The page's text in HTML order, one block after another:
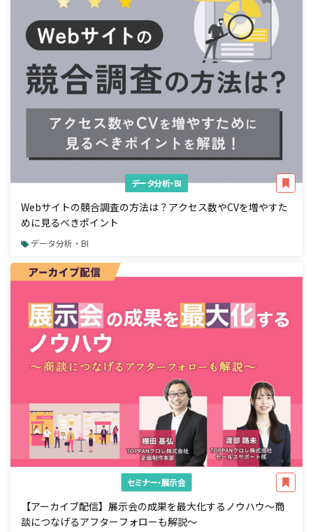
データ分析・BI
Webサイトの競合調査の方法は？アクセス数やCVを増やすた
めに見るべきポイント
データ分析・BI
セミナー・展示会
【アーカイブ配信】展示会の成果を最大化するノウハウ～商
談につなげるアフターフォローも解説～